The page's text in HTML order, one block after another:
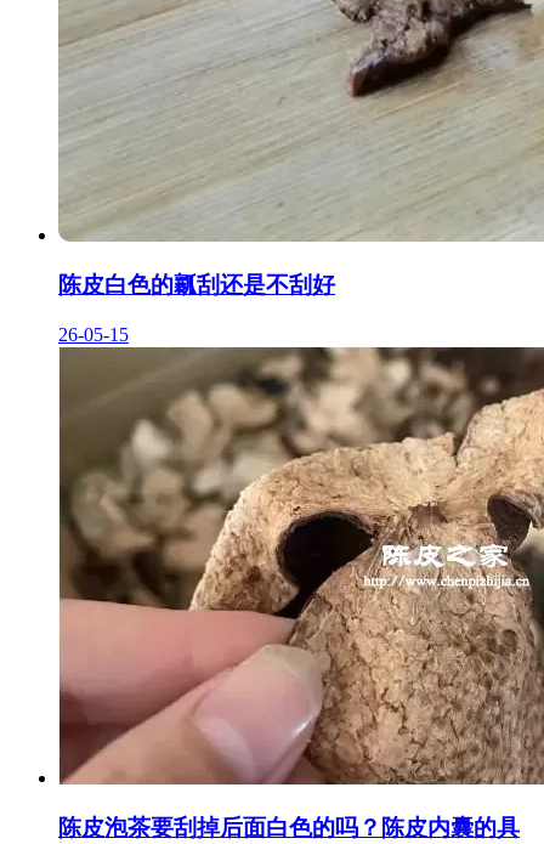
陈皮白色的瓤刮还是不刮好
26-05-15
陈皮泡茶要刮掉后面白色的吗？陈皮内囊的具